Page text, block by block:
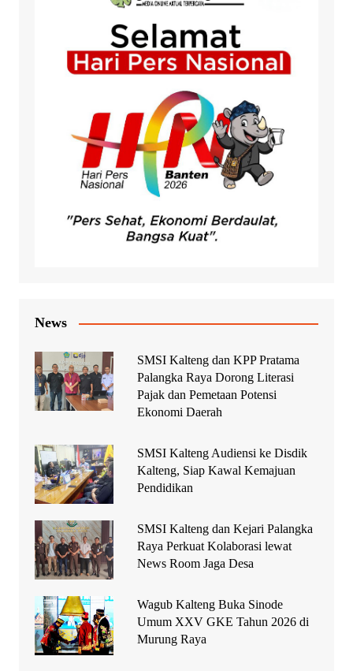
News
SMSI Kalteng dan KPP Pratama
Palangka Raya Dorong Literasi
Pajak dan Pemetaan Potensi
Ekonomi Daerah
SMSI Kalteng Audiensi ke Disdik
Kalteng, Siap Kawal Kemajuan
Pendidikan
SMSI Kalteng dan Kejari Palangka
Raya Perkuat Kolaborasi lewat
News Room Jaga Desa
Wagub Kalteng Buka Sinode
Umum XXV GKE Tahun 2026 di
Murung Raya